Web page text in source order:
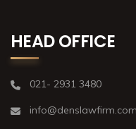
HEAD OFFICE
021- 2931 3480
info@denslawfirm.com